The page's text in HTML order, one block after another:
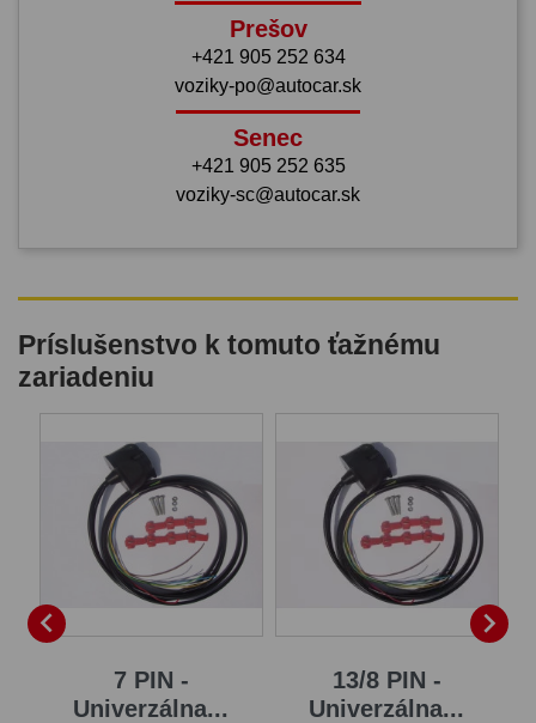
Prešov
+421 905 252 634
voziky-po@autocar.sk
Senec
+421 905 252 635
voziky-sc@autocar.sk
Príslušenstvo k tomuto ťažnému
zariadeniu

7 PIN -
Univerzálna...
13/8 PIN -
Univerzálna...
